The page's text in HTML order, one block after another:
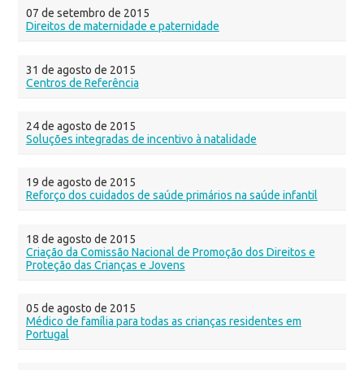
07 de setembro de 2015
Direitos de maternidade e paternidade
31 de agosto de 2015
Centros de Referência
24 de agosto de 2015
Soluções integradas de incentivo à natalidade
19 de agosto de 2015
Reforço dos cuidados de saúde primários na saúde infantil
18 de agosto de 2015
Criação da Comissão Nacional de Promoção dos Direitos e
Proteção das Crianças e Jovens
05 de agosto de 2015
Médico de família para todas as crianças residentes em
Portugal